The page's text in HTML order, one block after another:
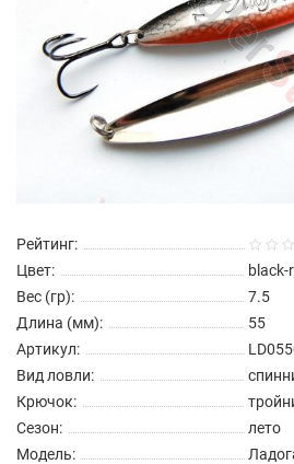
Рейтинг:
Цвет:
black-
Вес (гр):
7.5
Длина (мм):
55
Артикул:
Вид ловли:
Крючок:
Сезон:
лето
Модель: